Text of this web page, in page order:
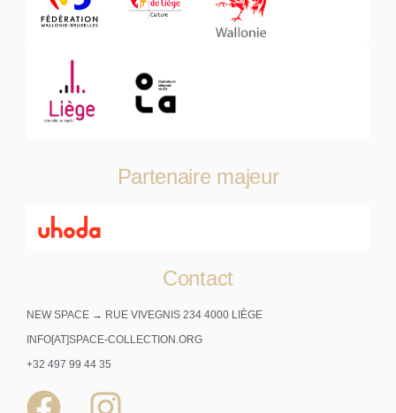
Partenaire majeur
Contact
NEW SPACE → RUE VIVEGNIS 234 4000 LIÈGE
INFO[AT]SPACE-COLLECTION.ORG
+32 497 99 44 35